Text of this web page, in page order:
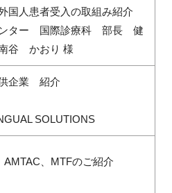
国人患者受入の取組み紹介
ンター 国際診療科 部長 健
谷 かおり 様
企業 紹介
SOLUTIONS
、MTFのご紹介